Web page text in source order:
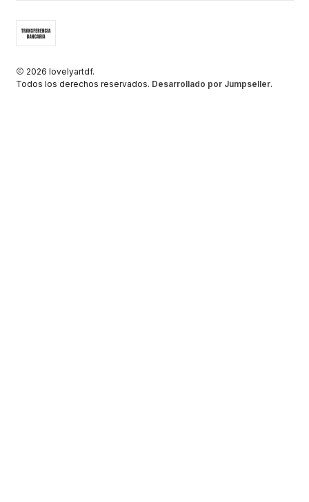
2026 lovelyartdf.
Todos los derechos reservados. Desarrollado por Jumpseller.